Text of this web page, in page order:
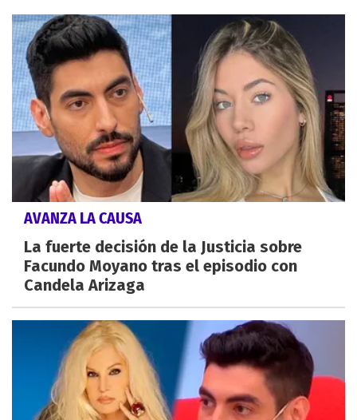
AVANZA LA CAUSA
La fuerte decisión de la Justicia sobre
Facundo Moyano tras el episodio con
Candela Arizaga